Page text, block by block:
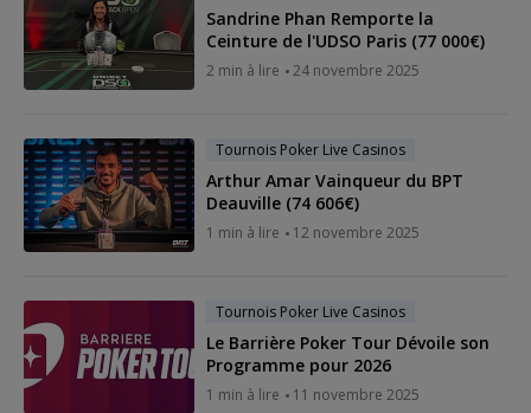
Sandrine Phan Remporte la
Ceinture de l'UDSO Paris (77 000€)
2 min à lire 24 novembre 2025
Tournois Poker Live Casinos
Arthur Amar Vainqueur du BPT
Deauville (74 606€)
1 min à lire 12 novembre 2025
Tournois Poker Live Casinos
Le Barrière Poker Tour Dévoile son
Programme pour 2026
1 min à lire 11 novembre 2025